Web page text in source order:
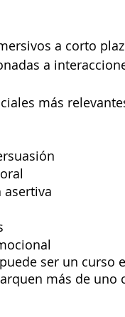
a corto
a
más
asertiva
ser un
más de